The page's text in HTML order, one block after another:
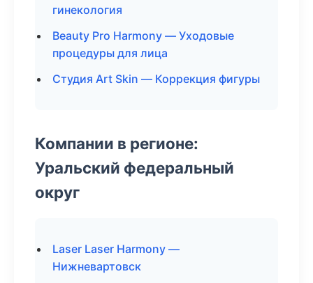
гинекология
Beauty Pro Harmony — Уходовые
процедуры для лица
Студия Art Skin — Коррекция фигуры
Компании в регионе:
Уральский федеральный
округ
Laser Laser Harmony —
Нижневартовск